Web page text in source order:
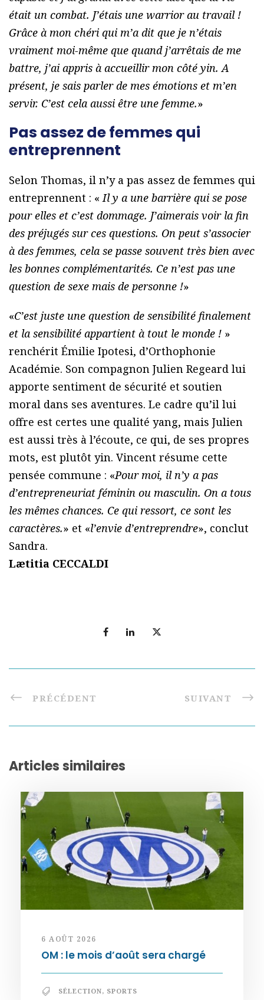
était un combat. J’étais une warrior au travail !
Grâce à mon chéri qui m’a dit que je n’étais
vraiment moi-même que quand j’arrêtais de me
battre, j’ai appris à accueillir mon côté yin. A
présent, je sais parler de mes émotions et m’en
servir. C’est cela aussi être une femme.»
Pas assez de femmes qui
entreprennent
Selon Thomas, il n’y a pas assez de femmes qui
entreprennent : « Il y a une barrière qui se pose
pour elles et c’est dommage. J’aimerais voir la fin
des préjugés sur ces questions. On peut s’associer
à des femmes, cela se passe souvent très bien avec
les bonnes complémentarités. Ce n’est pas une
question de sexe mais de personne !»
«C’est juste une question de sensibilité finalement
et la sensibilité appartient à tout le monde ! »
renchérit Émilie Ipotesi, d’Orthophonie
Académie. Son compagnon Julien Regeard lui
apporte sentiment de sécurité et soutien
moral dans ses aventures. Le cadre qu’il lui
offre est certes une qualité yang, mais Julien
est aussi très à l’écoute, ce qui, de ses propres
mots, est plutôt yin. Vincent résume cette
pensée commune : «Pour moi, il n’y a pas
d’entrepreneuriat féminin ou masculin. On a tous
les mêmes chances. Ce qui ressort, ce sont les
caractères.» et «l’envie d’entreprendre», conclut
Sandra.
Lætitia CECCALDI
PRÉCÉDENT SUIVANT
Articles similaires
6 AOÛT 2026
OM : le mois d’août sera chargé
SÉLECTION, SPORTS